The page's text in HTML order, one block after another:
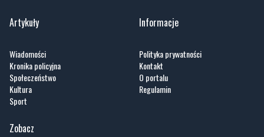
Artykuły
Wiadomości
Kronika policyjna
Społeczeństwo
Kultura
Sport
Informacje
Polityka prywatności
Kontakt
O portalu
Regulamin
Zobacz